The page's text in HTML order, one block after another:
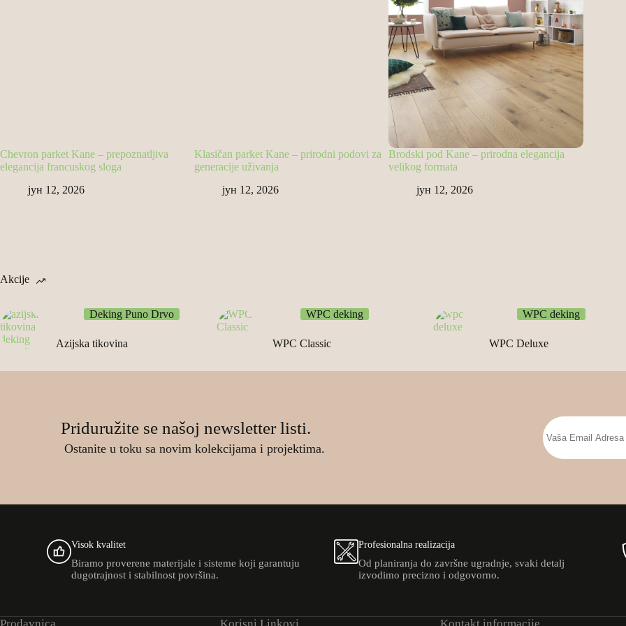
Chevron parket Kane – prepoznatljiva
elegancija francuskog sloga
јун 12, 2026
Klasičan parket Kane – prirodni podovi za
generacije uživanja
јун 12, 2026
Brodski pod Kane – prirodna elegancija
velikog formata
јун 12, 2026
Akcije
Deking Puno Drvo
Azijska tikovina
WPC deking
WPC Classic
WPC deking
WPC Deluxe
Priduružite se našoj newsletter listi.
Ostanite u toku sa novim kolekcijama i projektima.
Visok kvalitet
Biramo proverene materijale i sisteme koji garantuju
dugotrajnost i stabilnost površina.
Profesionalna realizacija
Od planiranja do završne ugradnje, svaki detalj
izvodimo precizno i odgovorno.
Prodavnica Korisni Linkovi Kontakt informacije